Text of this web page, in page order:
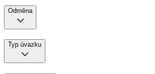
Odměna
Typ úvazku